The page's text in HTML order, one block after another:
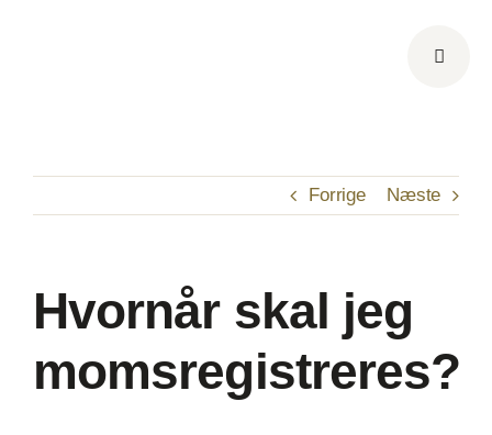
Forrige Næste
Hvornår skal jeg
momsregistreres?